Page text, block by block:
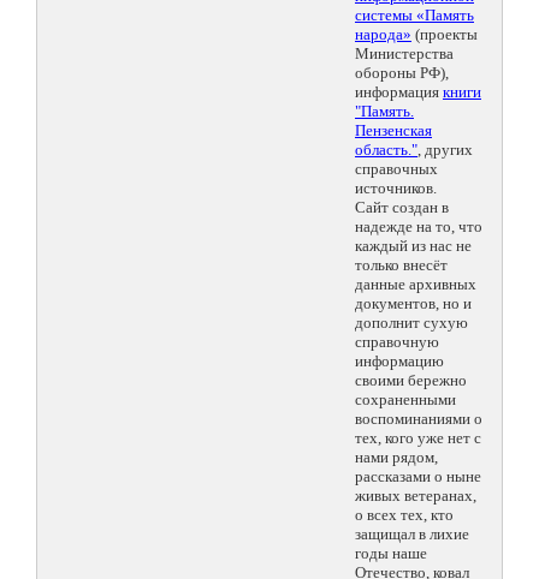
системы «Память
народа» (проекты
Министерства
обороны РФ),
информация книги
"Память.
Пензенская
область.", других
справочных
источников.
Сайт создан в
надежде на то, что
каждый из нас не
только внесёт
данные архивных
документов, но и
дополнит сухую
справочную
информацию
своими бережно
сохраненными
воспоминаниями о
тех, кого уже нет с
нами рядом,
рассказами о ныне
живых ветеранах,
о всех тех, кто
защищал в лихие
годы наше
Отечество, ковал